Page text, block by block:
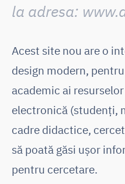
la adresa:
Acest site nou are o
design modern,
academic ai
electronică (studenți,
cadre didactice,
să poată găsi ușor
pentru cercetare.